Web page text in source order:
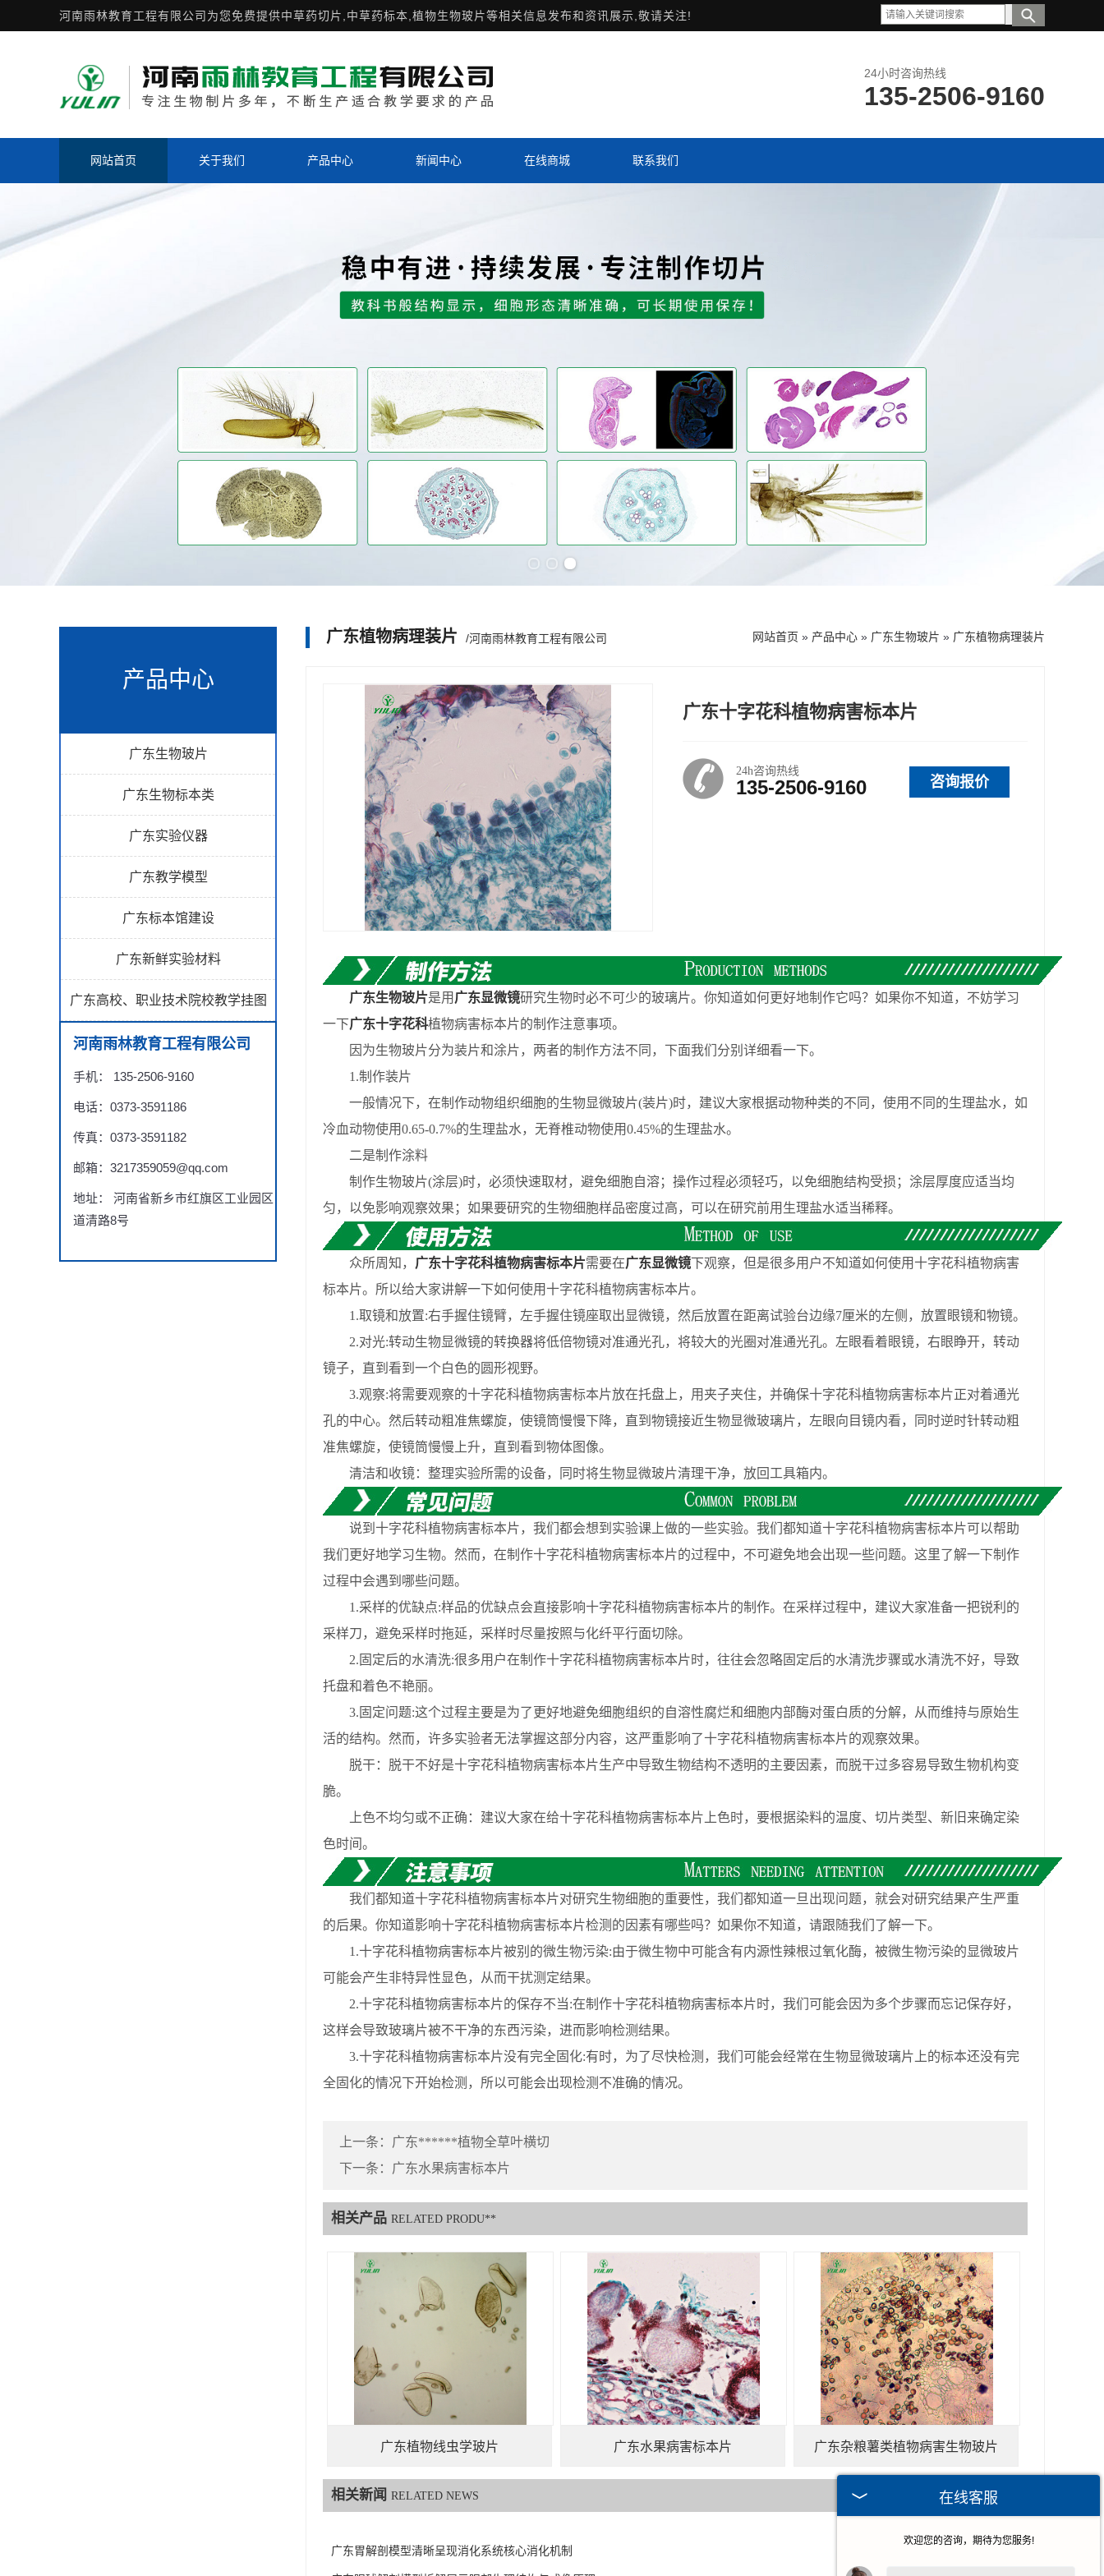
河南雨林教育工程有限公司为您免费提供中草药切片 ,中草药标本,植物生物玻片等相关信息发布和资讯展示,敬请关注!
24小时咨询热线
135-2506-9160
网站首页 关于我们 产品中心 新闻中心 在线商城 联系我们
产品中心
广东生物玻片
广东生物标本类
广东实验仪器
广东教学模型
广东标本馆建设
广东新鲜实验材料
广东高校、职业技术院校教学挂图
河南雨林教育工程有限公司
手机： 135-2506-9160
电话：0373-3591186
传真：0373-3591182
邮箱：3217359059@qq.com
地址： 河南省新乡市红旗区工业园区
道清路8号
广东植物病理装片 /河南雨林教育工程有限公司 网站首页 » 产品中心 » 广东生物玻片 » 广东植物病理装片
广东十字花科植物病害标本片
咨询报价
24h咨询热线
135-2506-9160
广东生物玻片是用 广东显微镜研究生物时必不可少的玻璃片。你知道如何更好地制作它吗？如果你不知道，不妨学习
一下广东十字花科植物病害标本片的制作注意事项。
因为生物玻片分为装片和涂片，两者的制作方法不同，下面我们分别详细看一下。
1.制作装片
一般情况下，在制作动物组织细胞的生物显微玻片(装片)时，建议大家根据动物种类的不同，使用不同的生理盐水，如
冷血动物使用0.65-0.7%的生理盐水，无脊椎动物使用0.45%的生理盐水。
二是制作涂料
制作生物玻片(涂层)时，必须快速取材，避免细胞自溶；操作过程必须轻巧，以免细胞结构受损；涂层厚度应适当均
匀，以免影响观察效果；如果要研究的生物细胞样品密度过高，可以在研究前用生理盐水适当稀释。
众所周知， 广东十字花科植物病害标本片需要在广东显微镜下观察，但是很多用户不知道如何使用十字花科植物病害
标本片。所以给大家讲解一下如何使用十字花科植物病害标本片。
1.取镜和放置:右手握住镜臂，左手握住镜座取出显微镜，然后放置在距离试验台边缘7厘米的左侧，放置眼镜和物镜。
2.对光:转动生物显微镜的转换器将低倍物镜对准通光孔，将较大的光圈对准通光孔。左眼看着眼镜，右眼睁开，转动
镜子，直到看到一个白色的圆形视野。
3.观察:将需要观察的十字花科植物病害标本片放在托盘上，用夹子夹住，并确保十字花科植物病害标本片正对着通光
孔的中心。然后转动粗准焦螺旋，使镜筒慢慢下降，直到物镜接近生物显微玻璃片，左眼向目镜内看，同时逆时针转动粗
准焦螺旋，使镜筒慢慢上升，直到看到物体图像。
清洁和收镜：整理实验所需的设备，同时将生物显微玻片清理干净，放回工具箱内。
说到十字花科植物病害标本片，我们都会想到实验课上做的一些实验。我们都知道十字花科植物病害标本片可以帮助
我们更好地学习生物。然而，在制作十字花科植物病害标本片的过程中，不可避免地会出现一些问题。这里了解一下制作
过程中会遇到哪些问题。
1.采样的优缺点:样品的优缺点会直接影响十字花科植物病害标本片的制作。在采样过程中，建议大家准备一把锐利的
采样刀，避免采样时拖延，采样时尽量按照与化纤平行面切除。
2.固定后的水清洗:很多用户在制作十字花科植物病害标本片时，往往会忽略固定后的水清洗步骤或水清洗不好，导致
托盘和着色不艳丽。
3.固定问题:这个过程主要是为了更好地避免细胞组织的自溶性腐烂和细胞内部酶对蛋白质的分解，从而维持与原始生
活的结构。然而，许多实验者无法掌握这部分内容，这严重影响了十字花科植物病害标本片的观察效果。
脱干：脱干不好是十字花科植物病害标本片生产中导致生物结构不透明的主要因素，而脱干过多容易导致生物机构变
脆。
上色不均匀或不正确：建议大家在给十字花科植物病害标本片上色时，要根据染料的温度、切片类型、新旧来确定染
色时间。
我们都知道十字花科植物病害标本片对研究生物细胞的重要性，我们都知道一旦出现问题，就会对研究结果产生严重
的后果。你知道影响十字花科植物病害标本片检测的因素有哪些吗？如果你不知道，请跟随我们了解一下。
1.十字花科植物病害标本片被别的微生物污染:由于微生物中可能含有内源性辣根过氧化酶，被微生物污染的显微玻片
可能会产生非特异性显色，从而干扰测定结果。
2.十字花科植物病害标本片的保存不当:在制作十字花科植物病害标本片时，我们可能会因为多个步骤而忘记保存好，
这样会导致玻璃片被不干净的东西污染，进而影响检测结果。
3.十字花科植物病害标本片没有完全固化:有时，为了尽快检测，我们可能会经常在生物显微玻璃片上的标本还没有完
全固化的情况下开始检测，所以可能会出现检测不准确的情况。
上一条： 广东******植物全草叶横切
下一条： 广东水果病害标本片
相关产品 RELATED PRODU**
广东植物线虫学玻片 广东水果病害标本片 广东杂粮薯类植物病害生物玻片
相关新闻 RELATED NEWS
广东胃解剖模型清晰呈现消化系统核心消化机制
在线客服
欢迎您的咨询，期待为您服务!